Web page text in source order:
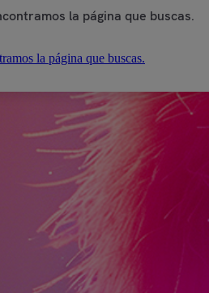
la página que buscas.
la página que buscas.